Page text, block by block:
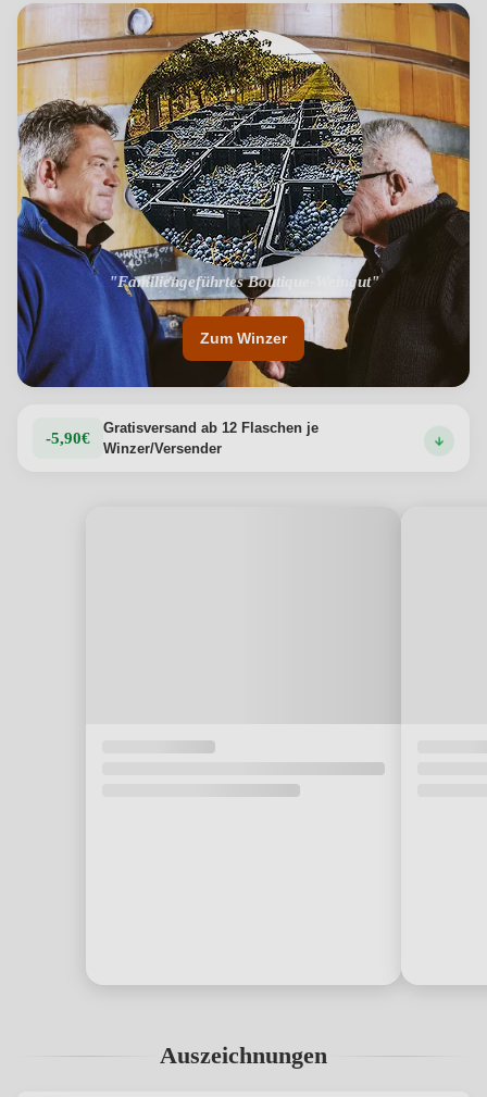
"Familiengeführtes Boutique-Weingut"
"Top-Lagen La Grola &amp; Toricelle"
Zum Winzer
-5,90€
Gratisversand ab 12 Flaschen je
Winzer/Versender
Auszeichnungen